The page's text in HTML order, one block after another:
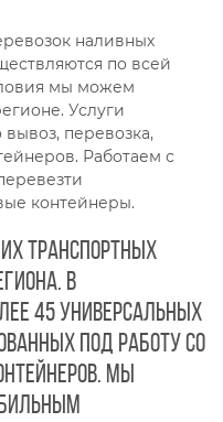
наливных
по всей
мы можем
Услуги
перевозка,
Работаем с
контейнеры.
транспортных
В
45 универсальных
под работу со
Мы